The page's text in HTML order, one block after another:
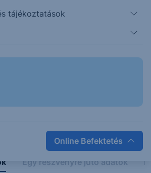
tájékoztatások
Online Befektetés
Egy részvényre jutó adatok